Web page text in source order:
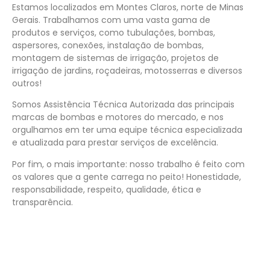
Estamos localizados em Montes Claros, norte de Minas
Gerais. Trabalhamos com uma vasta gama de
produtos e serviços, como tubulações, bombas,
aspersores, conexões, instalação de bombas,
montagem de sistemas de irrigação, projetos de
irrigação de jardins, roçadeiras, motosserras e diversos
outros!
Somos Assistência Técnica Autorizada das principais
marcas de bombas e motores do mercado, e nos
orgulhamos em ter uma equipe técnica especializada
e atualizada para prestar serviços de excelência.
Por fim, o mais importante: nosso trabalho é feito com
os valores que a gente carrega no peito! Honestidade,
responsabilidade, respeito, qualidade, ética e
transparência.